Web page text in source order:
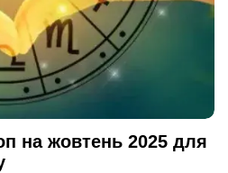
на жовтень 2025 для